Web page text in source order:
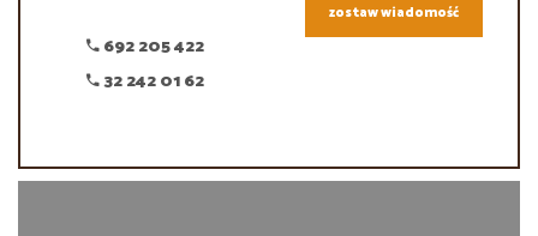
692 205 422
32 242 01 62
zostaw wiadomość